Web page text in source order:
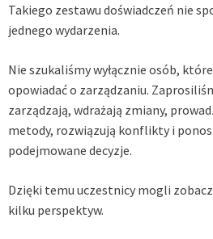
Takiego zestawu doświadczeń nie
jednego wydarzenia.
Nie szukaliśmy wyłącznie osób,
opowiadać o zarządzaniu.
zarządzają, wdrażają zmiany,
metody, rozwiązują konflikty i
podejmowane decyzje.
Dzięki temu uczestnicy mogli
kilku perspektyw.